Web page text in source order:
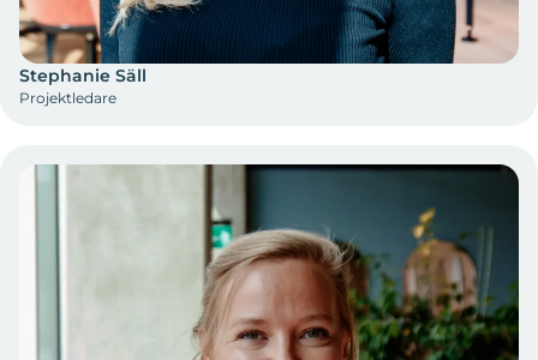
Stephanie Säll
Projektledare